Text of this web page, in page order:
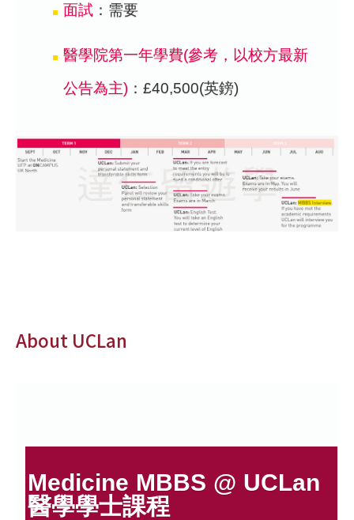
面試 ：需要
醫學院第一年學費(參考，以校方最新
公告為主) ：£40,500(英鎊)
About UCLan
Medicine MBBS @ UCLan
醫學學士課程